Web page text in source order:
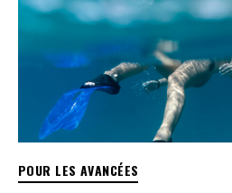
POUR LES AVANCÉES